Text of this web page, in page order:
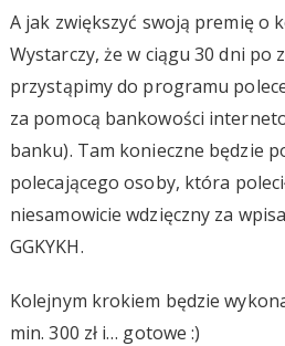
A jak zwiększyć swoją premię o
Wystarczy, że w ciągu 30 dni po
przystąpimy do programu
za pomocą bankowości
banku). Tam konieczne będzie
polecającego osoby, która
niesamowicie wdzięczny za
GGKYKH.
Kolejnym krokiem będzie
min. 300 zł i… gotowe :)